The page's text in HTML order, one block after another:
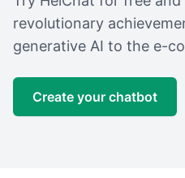
revolutionary
generative AI to the e-
Create your chatbot